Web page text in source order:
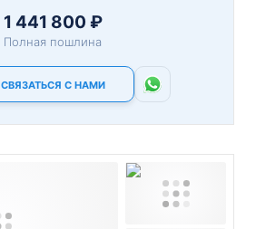
1 441 800 ₽
Полная пошлина
СВЯЗАТЬСЯ С НАМИ